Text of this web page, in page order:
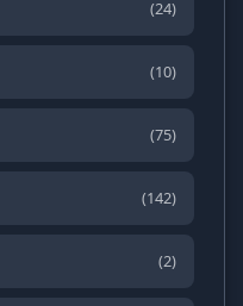
(24)
(10)
(75)
(142)
(2)